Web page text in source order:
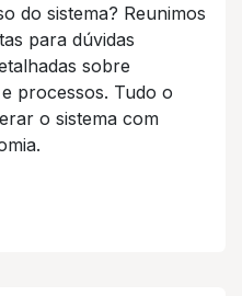
do sistema? Reunimos
para dúvidas
sobre
processos. Tudo o
o sistema com